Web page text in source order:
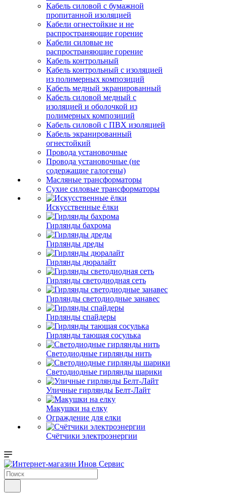
Кабель силовой с бумажной
пропитанной изоляцией
Кабели огнестойкие и не
распространяющие горение
Кабели силовые не
распространяющие горение
Кабель контрольный
Кабель контрольный с изоляцией
из полимерных композиций
Кабель медный экранированный
Кабель силовой медный с
изоляцией и оболочкой из
полимерных композиций
Кабель силовой с ПВХ изоляцией
Кабель экранированный
огнестойкий
Провода установочные
Провода установочные (не
содержащие галогены)
Масляные трансформаторы
Сухие силовые трансформаторы
Искусственные ёлки
Гирлянды бахрома
Гирлянды дреды
Гирлянды дюралайт
Гирлянды светодиодная сеть
Гирлянды светодиодные занавес
Гирлянды спайдеры
Гирлянды тающая сосулька
Светодиодные гирлянды нить
Светодиодные гирлянды шарики
Уличные гирлянды Белт-Лайт
Макушки на елку
Ограждение для елки
Счётчики электроэнергии